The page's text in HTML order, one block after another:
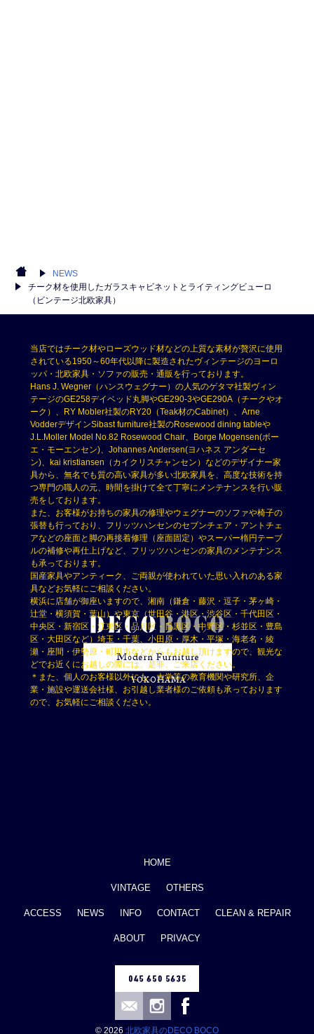
NEWS
チーク材を使用したガラスキャビネットとライティングビューロ
（ビンテージ北欧家具）
当店ではチーク材やローズウッド材などの上質な素材が贅沢に使用
されている1950～60年代以降に製造されたヴィンテージのヨーロ
ッパ・北欧家具・ソファの販売・通販を行っております。
Hans J. Wegner（ハンスウェグナー）の人気のゲタマ社製ヴィン
テージのGE258デイベッド丸脚やGE290-3やGE290A（チークやオ
ーク）、RY Mobler社製のRY20（Teak材のCabinet）、Arne
VodderデザインSibast furniture社製のRosewood dining tableや
J.L.Moller Model No.82 Rosewood Chair、Borge Mogensen(ボー
エ・モーエンセン)、Johannes Andersen(ヨハネス アンダーセ
ン)、kai kristiansen（カイクリスチャンセン）などのデザイナー家
具から、無名でも質の高い家具が多い北欧家具を、高度な技術を持
つ専門の職人の元、時間を掛けて全て丁寧にメンテナンスを行い販
売をしております。
また、お客様がお持ちの家具の修理やウェグナーのソファや椅子の
張替も行っており、フリッツハンセンのセブンチェア・アントチェ
アなどの座面と脚の再接着修理（座面固定）やスーパー楕円テーブ
ルの補修や再仕上げなど、フリッツハンセンの家具のメンテナンス
も承っております。
国産家具やアンティーク、ご両親が使われていた思い入れのある家
具などお気軽にご相談ください。
横浜に店舗が御座いますので、湘南（鎌倉・藤沢・逗子・茅ヶ崎・
辻堂・横須賀・葉山）や東京（世田谷・港区・渋谷区・千代田区・
中央区・新宿区・江東区・品川区・目黒区・中野区・杉並区・豊島
区・大田区など）埼玉・千葉、小田原・厚木・平塚・海老名・綾
瀬・座間・伊勢原・町田市などからもお越し頂けますので、観光な
どでお近くにお越しの際には、是非、ご来店ください。
＊また、個人のお客様以外にも、大学等の教育機関や研究所、企
業・施設や運送会社様、お引越し業者様のご依頼も承っております
ので、お気軽にご相談ください。
HOME
VINTAGE OTHERS
ACCESS NEWS INFO CONTACT CLEAN & REPAIR
ABOUT PRIVACY
© 2026 北欧家具のDECO BOCO